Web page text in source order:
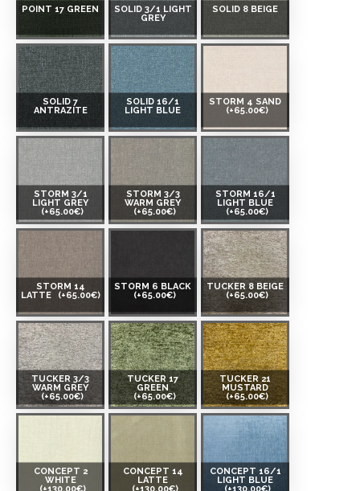
POINT 17 GREEN
SOLID 3/1 LIGHT
GREY
SOLID 8 BEIGE
SOLID 7
ANTRAZITE
SOLID 16/1
LIGHT BLUE
STORM 4 SAND
(+65.00€)
STORM 3/1
LIGHT GREY
(+65.00€)
STORM 3/3
WARM GREY
(+65.00€)
STORM 16/1
LIGHT BLUE
(+65.00€)
STORM 14
LATTE
(+65.00€)
STORM 6 BLACK
(+65.00€)
TUCKER 8 BEIGE
(+65.00€)
TUCKER 3/3
WARM GREY
(+65.00€)
TUCKER 17
GREEN
(+65.00€)
TUCKER 21
MUSTARD
(+65.00€)
CONCEPT 2
WHITE
CONCEPT 14
LATTE
CONCEPT 16/1
LIGHT BLUE